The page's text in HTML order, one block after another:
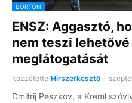
BÖRTÖN
ENSZ: Aggasztó,
nem teszi
meglátogatását
közzétette Hírszerkesztő -
Dmitrij Peszkov, a Kreml